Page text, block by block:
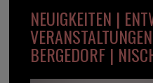
NEUIGKEITEN |
BERGEDORF |